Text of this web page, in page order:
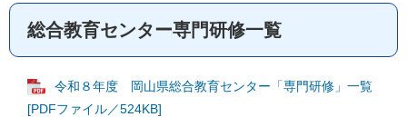
総合教育センター専門研修一覧
令和８年度 岡山県総合教育センター「専門研修」一覧
[PDFファイル／524KB]